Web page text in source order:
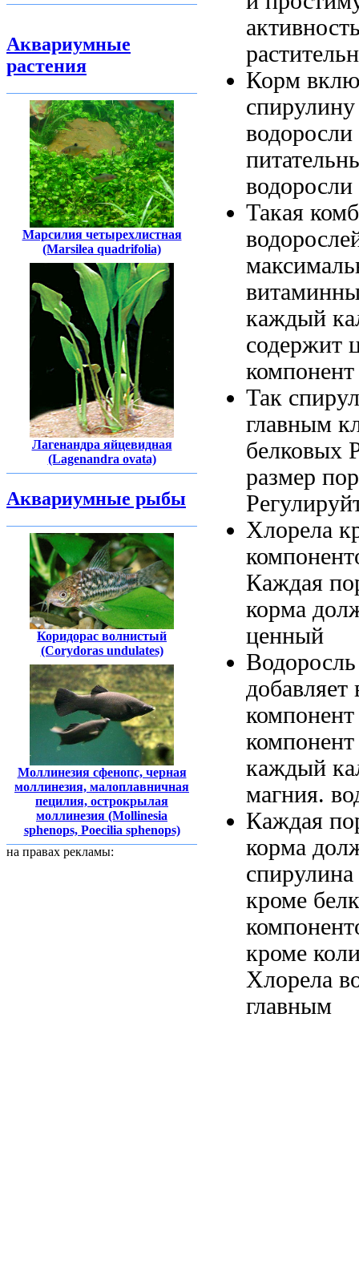
Аквариумные
растения
Марсилия четырехлистная
(Marsilea quadrifolia)
Лагенандра яйцевидная
(Lagenandra ovata)
Аквариумные рыбы
Коридорас волнистый
(Corydoras undulates)
Моллинезия сфенопс, черная
моллинезия, малоплавничная
пецилия, острокрылая
моллинезия (Mollinesia
sphenops, Poecilia sphenops)
на правах рекламы:
Корм
Такая
каждый
содержит
Так
главным
белковых
размер
Хлорела
Каждая
корма
ценный
добавляет
компонент
каждый
магния.
Каждая
корма
кроме
кроме
Хлорела
главным